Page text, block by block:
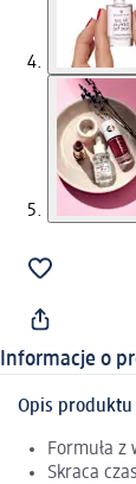
Informacje o
Opis produktu
Formuła z
Skraca